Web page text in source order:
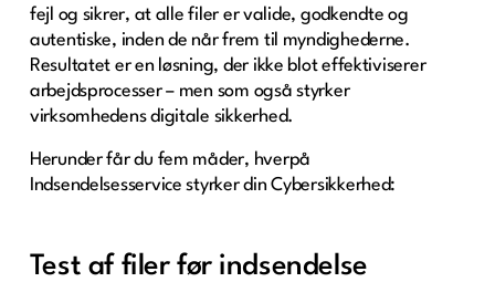
fejl og sikrer, at alle filer er valide, godkendte og
autentiske, inden de når frem til myndighederne.
Resultatet er en løsning, der ikke blot effektiviserer
arbejdsprocesser – men som også styrker
virksomhedens digitale sikkerhed.
Herunder får du fem måder, hverpå
Indsendelsesservice styrker din Cybersikkerhed:
Test af filer før indsendelse